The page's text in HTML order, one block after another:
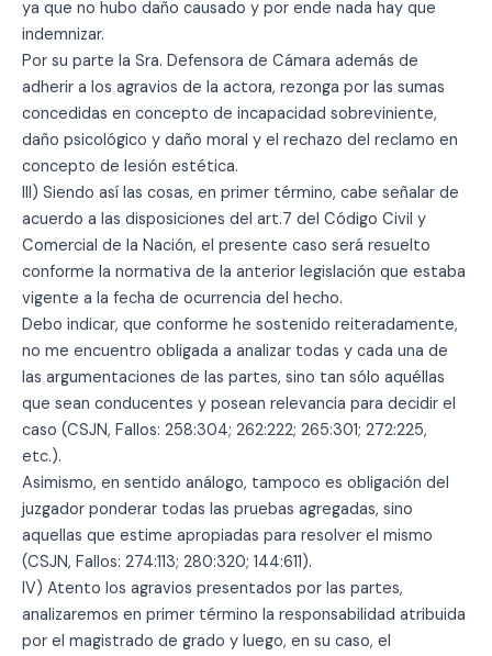
ya que no hubo daño causado y por ende nada hay que
indemnizar.
Por su parte la Sra. Defensora de Cámara además de
adherir a los agravios de la actora, rezonga por las sumas
concedidas en concepto de incapacidad sobreviniente,
daño psicológico y daño moral y el rechazo del reclamo en
concepto de lesión estética.
III) Siendo así las cosas, en primer término, cabe señalar de
acuerdo a las disposiciones del art.7 del Código Civil y
Comercial de la Nación, el presente caso será resuelto
conforme la normativa de la anterior legislación que estaba
vigente a la fecha de ocurrencia del hecho.
Debo indicar, que conforme he sostenido reiteradamente,
no me encuentro obligada a analizar todas y cada una de
las argumentaciones de las partes, sino tan sólo aquéllas
que sean conducentes y posean relevancia para decidir el
caso (CSJN, Fallos: 258:304; 262:222; 265:301; 272:225,
etc.).
Asimismo, en sentido análogo, tampoco es obligación del
juzgador ponderar todas las pruebas agregadas, sino
aquellas que estime apropiadas para resolver el mismo
(CSJN, Fallos: 274:113; 280:320; 144:611).
IV) Atento los agravios presentados por las partes,
analizaremos en primer término la responsabilidad atribuida
por el magistrado de grado y luego, en su caso, el